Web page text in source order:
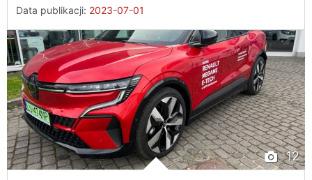
Data publikacji: 2023-07-01
12